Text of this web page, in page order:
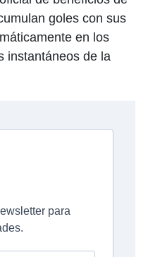
goles con sus
en los
instantáneos de la